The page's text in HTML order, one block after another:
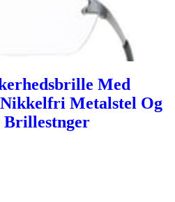
Med
Metalstel Og
Brillestnger